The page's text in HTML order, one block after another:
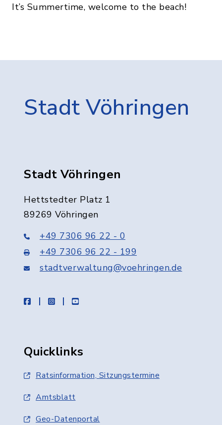
It’s Summertime, welcome to the beach!
Stadt Vöhringen
Stadt Vöhringen
Hettstedter Platz 1
89269 Vöhringen
+49 7306 96 22 - 0
+49 7306 96 22 - 199
stadtverwaltung@voehringen.de
facebookinstagramyoutube
Quicklinks
Ratsinformation, Sitzungstermine
Amtsblatt
Geo-Datenportal